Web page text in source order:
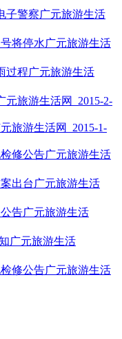
子警察广元旅游生活
将停水广元旅游生活
过程广元旅游生活
元旅游生活网 2015-2-
旅游生活网 2015-1-
修公告广元旅游生活
出台 广元旅游生活
告广元旅游生活
广元旅游生活
修公告广元旅游生活